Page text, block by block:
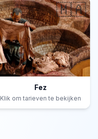
🇲🇦
Fez
Klik om tarieven te bekijken